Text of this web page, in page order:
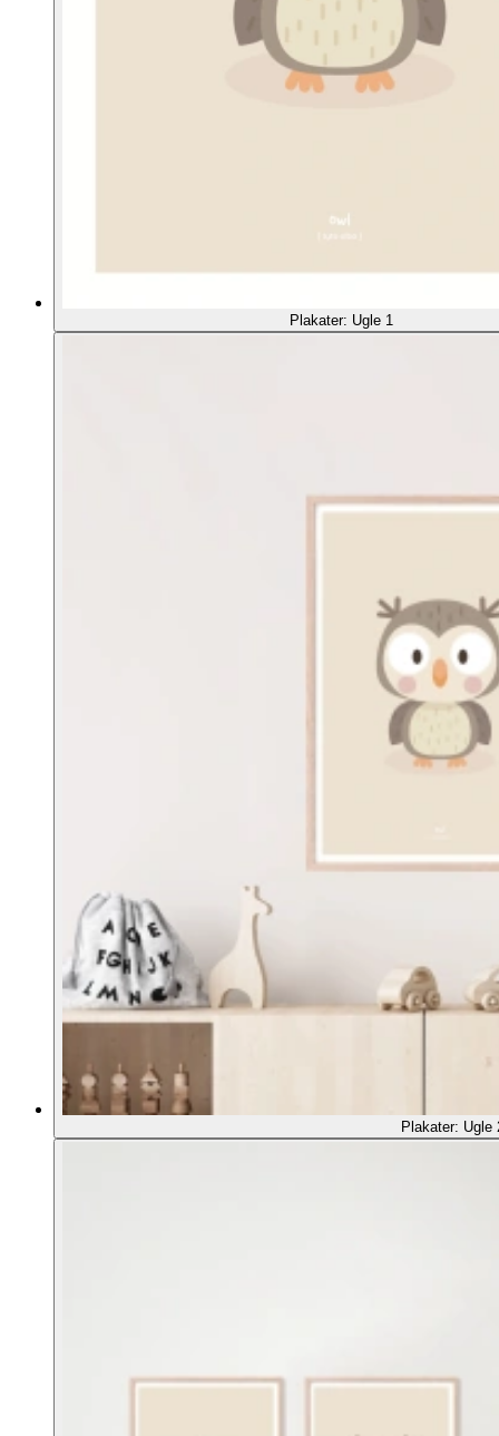
Plakater: Ugle 1
Plakater: Ugle